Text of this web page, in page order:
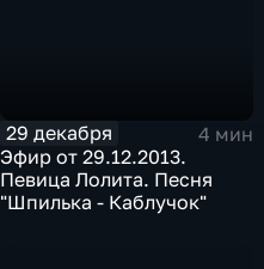
29 декабря
4 мин
Эфир от 29.12.2013.
Певица Лолита. Песня
"Шпилька - Каблучок"